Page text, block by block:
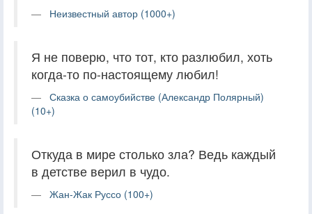
Неизвестный автор (1000+)
Я не поверю, что тот, кто разлюбил, хоть
когда-то по-настоящему любил!
Сказка о самоубийстве (Александр Полярный)
(10+)
Откуда в мире столько зла? Ведь каждый
в детстве верил в чудо.
Жан-Жак Руссо (100+)